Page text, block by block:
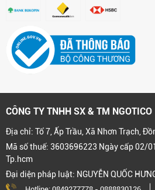
CÔNG TY TNHH SX & TM NGOTICO
Địa chỉ: Tổ 7, Ấp Trầu, Xã Nhơn Trạch,
Mã số thuế: 3603696223 Ngày cấp 02/
Tp.hcm
Đại diện pháp luật: NGUYỄN QUỐC